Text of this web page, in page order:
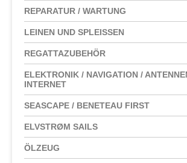
REPARATUR / WARTUNG
LEINEN UND SPLEISSEN
REGATTAZUBEHÖR
ELEKTRONIK / NAVIGATION /
INTERNET
SEASCAPE / BENETEAU FIRST
ELVSTRØM SAILS
ÖLZEUG